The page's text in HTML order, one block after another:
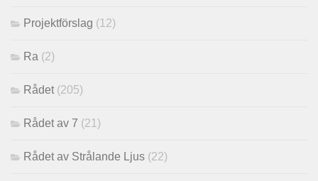
Projektförslag (12)
Ra (2)
Rådet (205)
Rådet av 7 (21)
Rådet av Strålande Ljus (22)